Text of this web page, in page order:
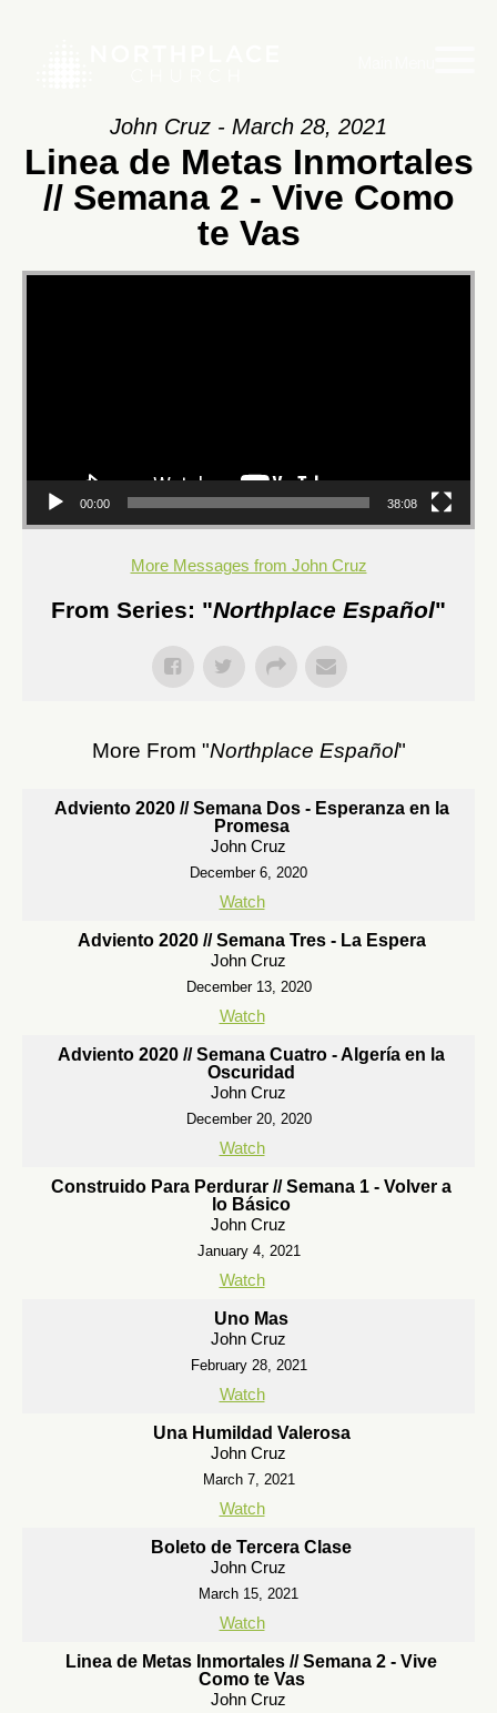
John Cruz - March 28, 2021
Linea de Metas Inmortales
// Semana 2 - Vive Como
te Vas
00:00 38:08
More Messages from John Cruz
From Series: "Northplace Español"
More From "Northplace Español"
Adviento 2020 // Semana Dos - Esperanza en la
Promesa
John Cruz
December 6, 2020
Watch
Adviento 2020 // Semana Tres - La Espera
John Cruz
December 13, 2020
Watch
Adviento 2020 // Semana Cuatro - Algería en la
Oscuridad
John Cruz
December 20, 2020
Watch
Construido Para Perdurar // Semana 1 - Volver a
lo Básico
John Cruz
January 4, 2021
Watch
Uno Mas
John Cruz
February 28, 2021
Watch
Una Humildad Valerosa
John Cruz
March 7, 2021
Watch
Boleto de Tercera Clase
John Cruz
March 15, 2021
Watch
Linea de Metas Inmortales // Semana 2 - Vive
Como te Vas
John Cruz